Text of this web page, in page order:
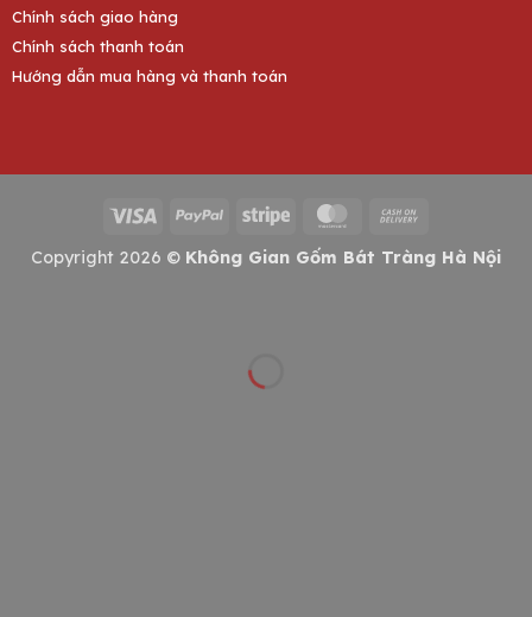
Chính sách giao hàng
Chính sách thanh toán
Hướng dẫn mua hàng và thanh toán
Visa PayPal Stripe MasterCard
Delivery
Copyright 2026 © Không Gian Gốm Bát Tràng Hà Nội